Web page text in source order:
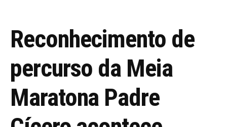
Reconhecimento de
percurso da Meia
Maratona Padre